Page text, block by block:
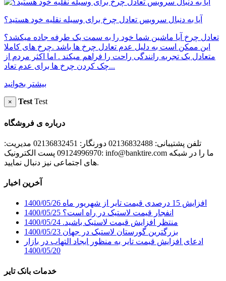
آیا به دنبال سرویس تعادل چرخ برای وسیله نقلیه خود هستید؟
تعادل چرخ آیا ماشین شما خود را به سمت یک طرفه جاده میکشد؟
این ممکن است به دلیل عدم تعادل چرخ ها باشد .چرخ های کاملا
متعادل یک تجربه رانندگی راحت را فراهم میکند . اما اکثر مردم از
چک کردن چرخ ها برای عدم تعاد...
بیشتر بخوانید
× Test Test
درباره ی فروشگاه
تلفن پشتیبانی: 02136832488 دورنگار: 02136832451 مدیریت:
09124996970 پست الکترونیک: info@banktire.com ما را در شبکه
های اجتماعی نیز دنبال نمایید.
آخرین اخبار
افزایش 15 درصدی قیمت تایر از شهریور ماه
1400/05/26
انفجار قیمت لاستیک در راه است؟ 1400/05/25
منتظر افزایش قیمت لاستیک باشید. 1400/05/24
بزرگترین گورستان لاستیک در جهان 1400/05/23
ادعای افزایش قیمت تایر به منظور ایجاد التهاب در بازار
1400/05/20
خدمات بانک تایر